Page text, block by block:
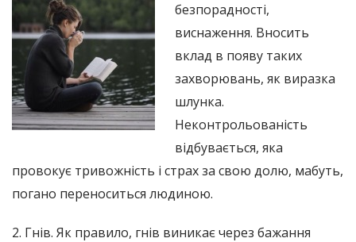
безпорадності,
виснаження. Вносить
вклад в появу таких
захворювань, як виразка
шлунка.
Неконтрольованість
відбувається, яка
провокує тривожність і страх за свою долю, мабуть,
погано переноситься людиною.
2. Гнів. Як правило, гнів виникає через бажання